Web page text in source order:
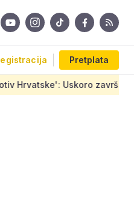
Pretplata
završetak stanova u